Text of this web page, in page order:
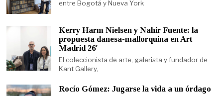
entre Bogotá y Nueva York
Kerry Harm Nielsen y Nahir Fuente: la
propuesta danesa-mallorquina en Art
Madrid 26′
El coleccionista de arte, galerista y fundador de
Kant Gallery,
Rocío Gómez: Jugarse la vida a un órdago